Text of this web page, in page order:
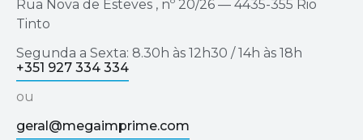
Rua Nova de Esteves , nº 20/26 — 4435-355 Rio
Tinto
Segunda a Sexta: 8.30h às 12h30 / 14h às 18h
+351 927 334 334
ou
geral@megaimprime.com